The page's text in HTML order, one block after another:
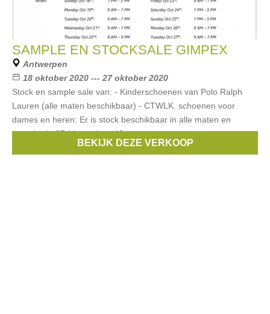
SAMPLE EN STOCKSALE GIMPEX
Antwerpen
18 oktober 2020 --- 27 oktober 2020
Stock en sample sale van: - Kinderschoenen van Polo Ralph
Lauren (alle maten beschikbaar) - CTWLK. schoenen voor
dames en heren: Er is stock beschikbaar in alle maten en
samples in 37 (dames) en 42
Polo Ralph lauren,CTWLK.
BEKIJK DEZE VERKOOP